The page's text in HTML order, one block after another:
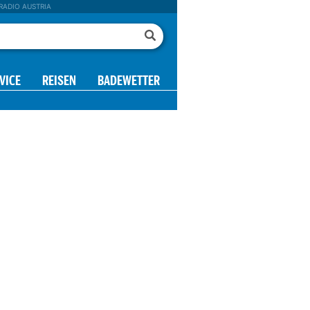
RADIO AUSTRIA
REISEN BADEWETTER